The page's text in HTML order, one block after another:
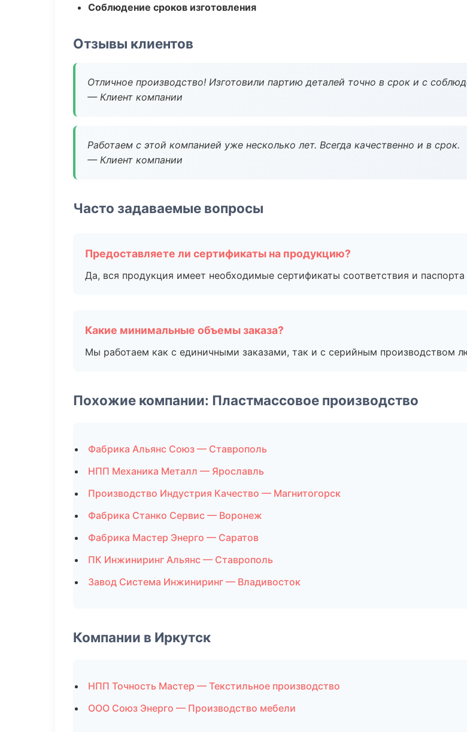
Соблюдение сроков изготовления
Отзывы клиентов
Отличное производство! Изготовили партию деталей точно в срок и с
— Клиент компании
Работаем с этой компанией уже несколько лет. Всегда качественно и в срок.
— Клиент компании
Часто задаваемые вопросы
Предоставляете ли сертификаты на продукцию?
Да, вся продукция имеет необходимые сертификаты соответствия и паспорта
Какие минимальные объемы заказа?
Мы работаем как с единичными заказами, так и с серийным производством
Похожие компании: Пластмассовое производство
Фабрика Альянс Союз — Ставрополь
НПП Механика Металл — Ярославль
Производство Индустрия Качество — Магнитогорск
Фабрика Станко Сервис — Воронеж
Фабрика Мастер Энерго — Саратов
ПК Инжиниринг Альянс — Ставрополь
Завод Система Инжиниринг — Владивосток
Компании в Иркутск
НПП Точность Мастер — Текстильное производство
ООО Союз Энерго — Производство мебели